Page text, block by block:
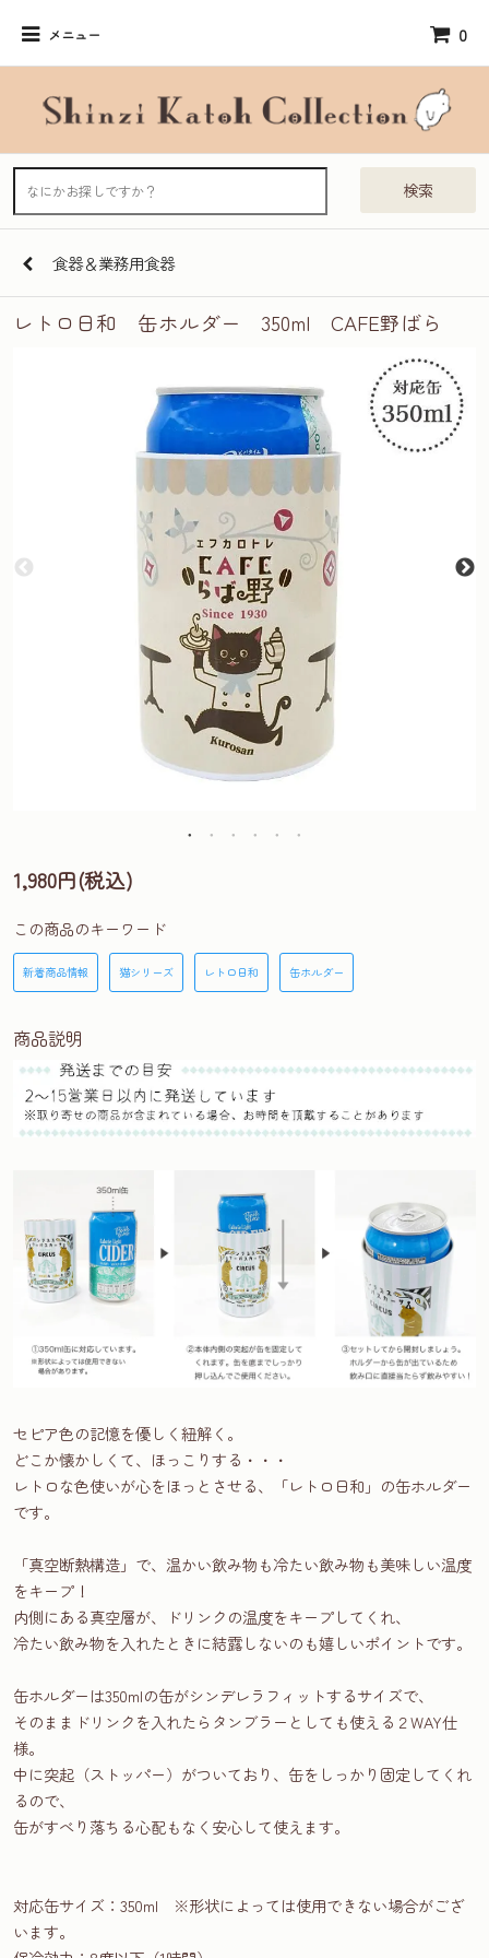
メニュー 0
検索
食器＆業務用食器
レトロ日和 缶ホルダー 350ml CAFE野ばら
1,980円(税込)
この商品のキーワード
新着商品情報 猫シリーズ レトロ日和 缶ホルダー
商品説明
セピア色の記憶を優しく紐解く。
どこか懐かしくて、ほっこりする・・・
レトロな色使いが心をほっとさせる、「レトロ日和」の缶ホルダー
です。
「真空断熱構造」で、温かい飲み物も冷たい飲み物も美味しい温度
をキープ！
内側にある真空層が、ドリンクの温度をキープしてくれ、
冷たい飲み物を入れたときに結露しないのも嬉しいポイントです。
缶ホルダーは350mlの缶がシンデレラフィットするサイズで、
そのままドリンクを入れたらタンブラーとしても使える２WAY仕
様。
中に突起（ストッパー）がついており、缶をしっかり固定してくれ
るので、
缶がすべり落ちる心配もなく安心して使えます。
対応缶サイズ：350ml ※形状によっては使用できない場合がござ
います。